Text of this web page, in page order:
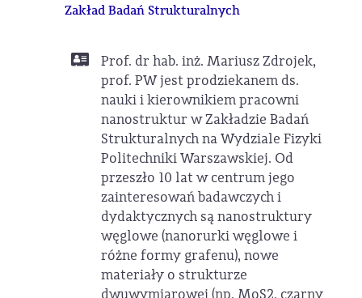
Zakład Badań Strukturalnych
Prof. dr hab. inż. Mariusz Zdrojek,
prof. PW jest prodziekanem ds.
nauki i kierownikiem pracowni
nanostruktur w Zakładzie Badań
Strukturalnych na Wydziale Fizyki
Politechniki Warszawskiej. Od
przeszło 10 lat w centrum jego
zainteresowań badawczych i
dydaktycznych są nanostruktury
węglowe (nanorurki węglowe i
różne formy grafenu), nowe
materiały o strukturze